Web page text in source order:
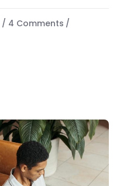
4 Comments